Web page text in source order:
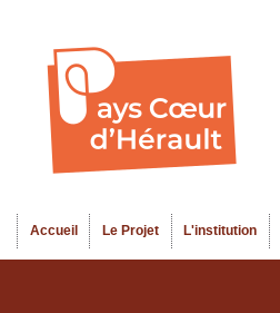
Menu principal
Accueil Le Projet L'institution